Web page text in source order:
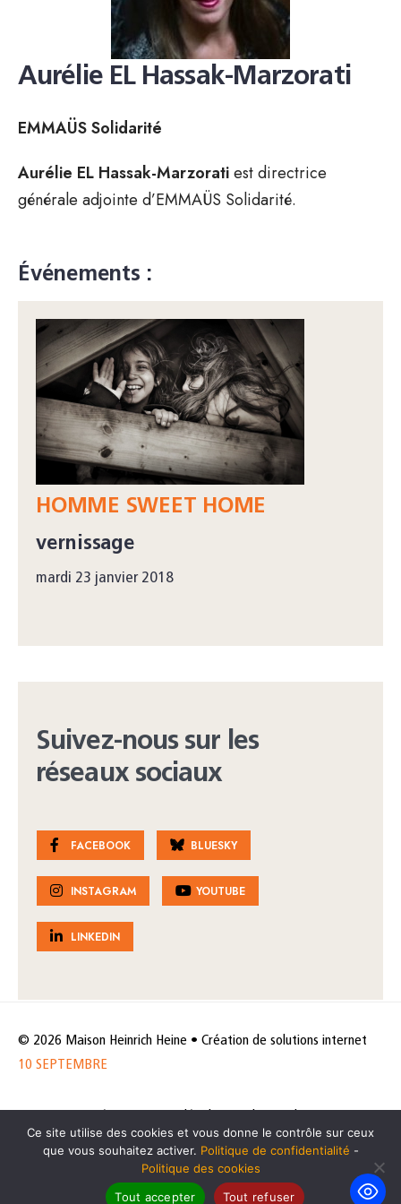
Aurélie EL Hassak-Marzorati
EMMAÜS Solidarité
Aurélie EL Hassak-Marzoratiest directrice
générale adjointe d’EMMAÜS Solidarité.
Événements :
HOMME SWEET HOME
vernissage
mardi 23 janvier 2018
Suivez-nous sur les
réseaux sociaux
FACEBOOK BLUESKY
INSTAGRAM YOUTUBE
LINKEDIN
© 2026 Maison Heinrich Heine • Création de solutions internet
10 SEPTEMBRE
de données
Politique des cookies
Ce site utilise des cookies et vous donne le contrôle sur ceux
que vous souhaitez activer. Politique de confidentialité -
Politique des cookies
Tout accepter
Tout refuser